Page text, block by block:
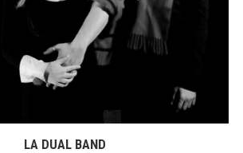
LA DUAL BAND